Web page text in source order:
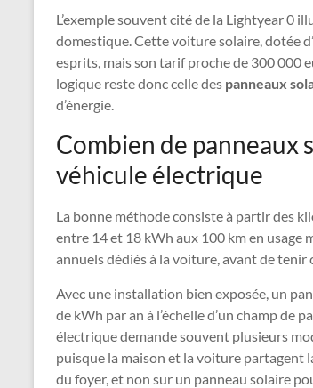
L’exemple souvent cité de la Lightyear 0
domestique. Cette voiture solaire, dotée
esprits, mais son tarif proche de 300 000
logique reste donc celle des panneaux
d’énergie.
Combien de panneaux
véhicule électrique
La bonne méthode consiste à partir des
entre 14 et 18 kWh aux 100 km en usage
annuels dédiés à la voiture, avant de tenir
Avec une installation bien exposée, un
de kWh par an à l’échelle d’un champ de
électrique demande souvent plusieurs
puisque la maison et la voiture partagent
du foyer, et non sur un panneau solaire